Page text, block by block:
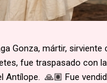
Gonza, mártir, sirviente
fue traspasado con
Antílope. 🙏🏽 Fue